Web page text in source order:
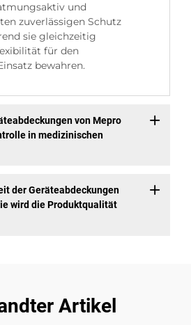
und
zuverlässigen Schutz
sie gleichzeitig
für den
bewahren.
von Mepro
in medizinischen
der Geräteabdeckungen
wird die Produktqualität
Artikel